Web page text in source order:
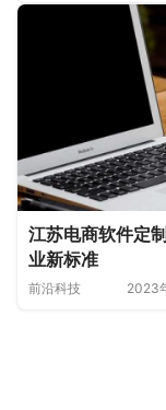
江苏电商软件定
业新标准
前沿科技 2023